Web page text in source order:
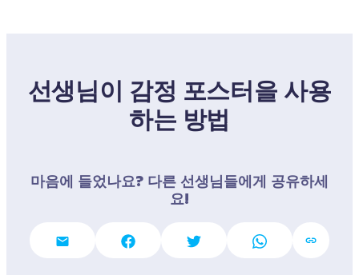
선생님이 감정 포스터을 사용
하는 방법
마음에 들었나요? 다른 선생님들에게 공유하세
요!